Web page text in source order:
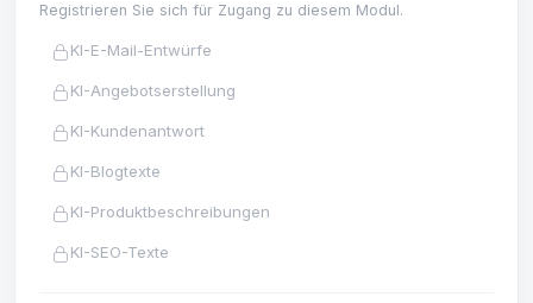
Registrieren Sie sich für Zugang zu diesem Modul.
KI-E-Mail-Entwürfe
KI-Angebotserstellung
KI-Kundenantwort
KI-Blogtexte
KI-Produktbeschreibungen
KI-SEO-Texte